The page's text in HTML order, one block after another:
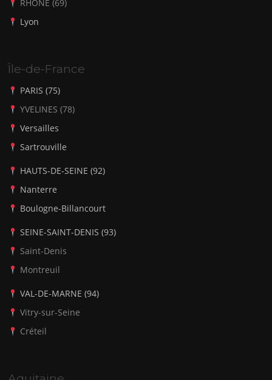
RHÔNE (69)
Lyon
Île-de-France
PARIS (75)
YVELINES (78)
Versailles
Sartrouville
HAUTS-DE-SEINE (92)
Nanterre
Boulogne-Billancourt
SEINE-SAINT-DENIS (93)
Saint-Denis
Montreuil
VAL-DE-MARNE (94)
Vitry-sur-Seine
Créteil